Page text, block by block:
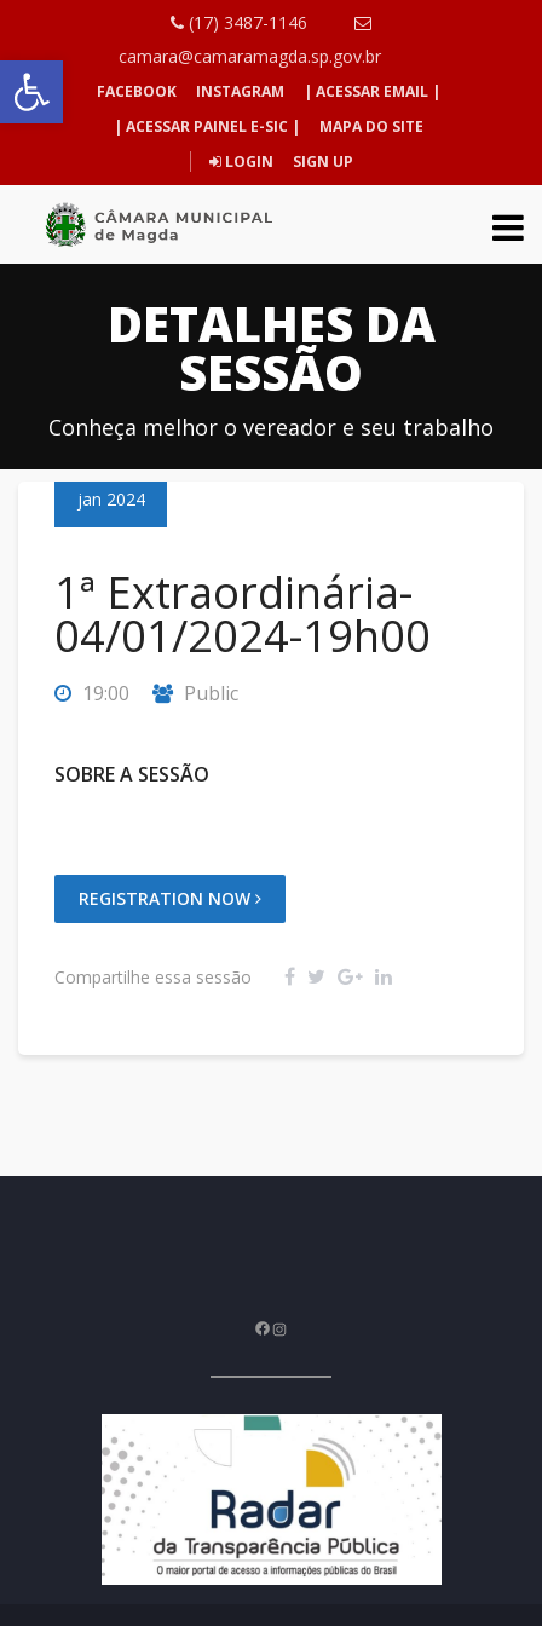
Abrir a barra de ferramentas
(17) 3487-1146
camara@camaramagda.sp.gov.br
FACEBOOK INSTAGRAM
| ACESSAR EMAIL |
| ACESSAR PAINEL E-SIC |
MAPA DO SITE
LOGIN
SIGN UP
DETALHES DA
SESSÃO
Conheça melhor o vereador e seu trabalho
04
jan 2024
1ª Extraordinária-
04/01/2024-19h00
19:00 Public
SOBRE A SESSÃO
REGISTRATION NOW
Compartilhe essa sessão
Facebook